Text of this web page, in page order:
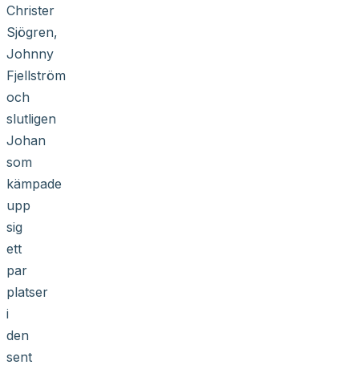
Christer
Sjögren,
Johnny
Fjellström
och
slutligen
Johan
som
kämpade
upp
sig
ett
par
platser
i
den
sent